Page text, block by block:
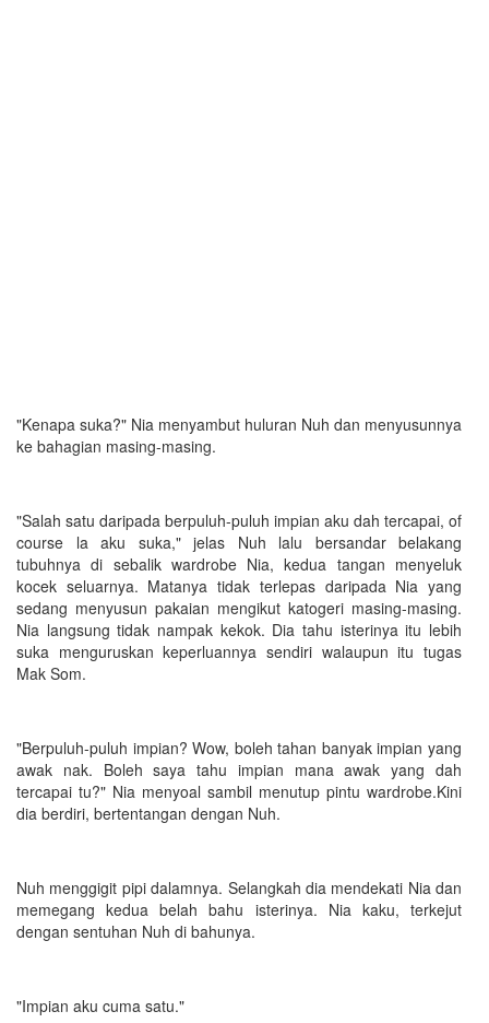
"Kenapa suka?" Nia menyambut huluran Nuh dan menyusunnya
ke bahagian masing-masing.
"Salah satu daripada berpuluh-puluh impian aku dah tercapai, of
course la aku suka," jelas Nuh lalu bersandar belakang
tubuhnya di sebalik wardrobe Nia, kedua tangan menyeluk
kocek seluarnya. Matanya tidak terlepas daripada Nia yang
sedang menyusun pakaian mengikut katogeri masing-masing.
Nia langsung tidak nampak kekok. Dia tahu isterinya itu lebih
suka menguruskan keperluannya sendiri walaupun itu tugas
Mak Som.
"Berpuluh-puluh impian? Wow, boleh tahan banyak impian yang
awak nak. Boleh saya tahu impian mana awak yang dah
tercapai tu?" Nia menyoal sambil menutup pintu wardrobe.Kini
dia berdiri, bertentangan dengan Nuh.
Nuh menggigit pipi dalamnya. Selangkah dia mendekati Nia dan
memegang kedua belah bahu isterinya. Nia kaku, terkejut
dengan sentuhan Nuh di bahunya.
"Impian aku cuma satu."